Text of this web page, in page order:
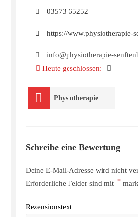
03573 65252
https://www.physiotherapie-
info@physiotherapie-
Heute geschlossen:
Physiotherapie
Schreibe eine Bewertung
Deine E-Mail-Adresse wird nicht
Erforderliche Felder sind mit *
Rezensionstext